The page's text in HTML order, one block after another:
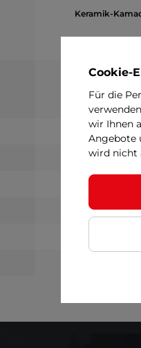
Keramik-
Cookie-
Für die
wir Ihnen
Angebote
wird nicht